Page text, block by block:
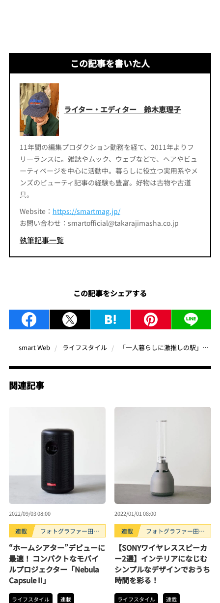
この記事を書いた人
ライター・エディター 鈴木恵理子
11年間の編集プロダクション勤務を経て、2011年よりフ
リーランスに。雑誌やムック、ウェブなどで、ヘアやビュ
ーティページを中心に活動中。暮らしに役立つ実用系やメ
ンズのビューティ記事の経験も豊富。好物は古物や古道
具。
Website： https://smartmag.jp/
お問い合わせ：smartofficial@takarajimasha.co.jp
執筆記事一覧
この記事をシェアする
smart Web ライフスタイル 「一人暮らしに激推しの駅」ランキングTOP5！アットホームの“中の人”が解説
関連記事
2022/09/03 08:00
連載
フォトグラファー田中
チ”レビュー
“ホームシアター”デビューに
最適！ コンパクトなモバイ
ルプロジェクター「Nebula
Capsule II」
ライフスタイル 連載
2022/01/01 08:00
連載
フォトグラファー田中
チ”レビュー
【SONYワイヤレススピーカ
ー2選】インテリアになじむ
シンプルなデザインでおうち
時間を彩る！
ライフスタイル 連載